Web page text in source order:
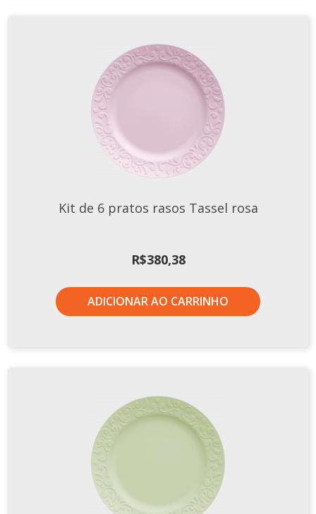
Kit de 6 pratos rasos Tassel rosa
R$380,38
ADICIONAR AO CARRINHO